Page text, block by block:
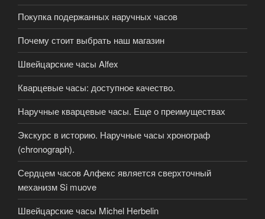
Покупка подержанных наручных часов
Почему стоит выбрать наш магазин
Швейцарские часы Alfex
Кварцевые часы: доступное качество.
Наручные кварцевые часы. Еще о преимуществах
Экскурс в историю. Наручные часы хронограф
(chronograph).
Сердцем часов Алфекс является сверхточный
механизм Si muove
Швейцарские часы Michel Herbelin